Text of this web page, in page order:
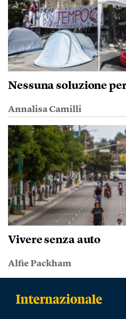
Nessuna soluzione
Annalisa Camilli
Vivere senza auto
Alfie Packham